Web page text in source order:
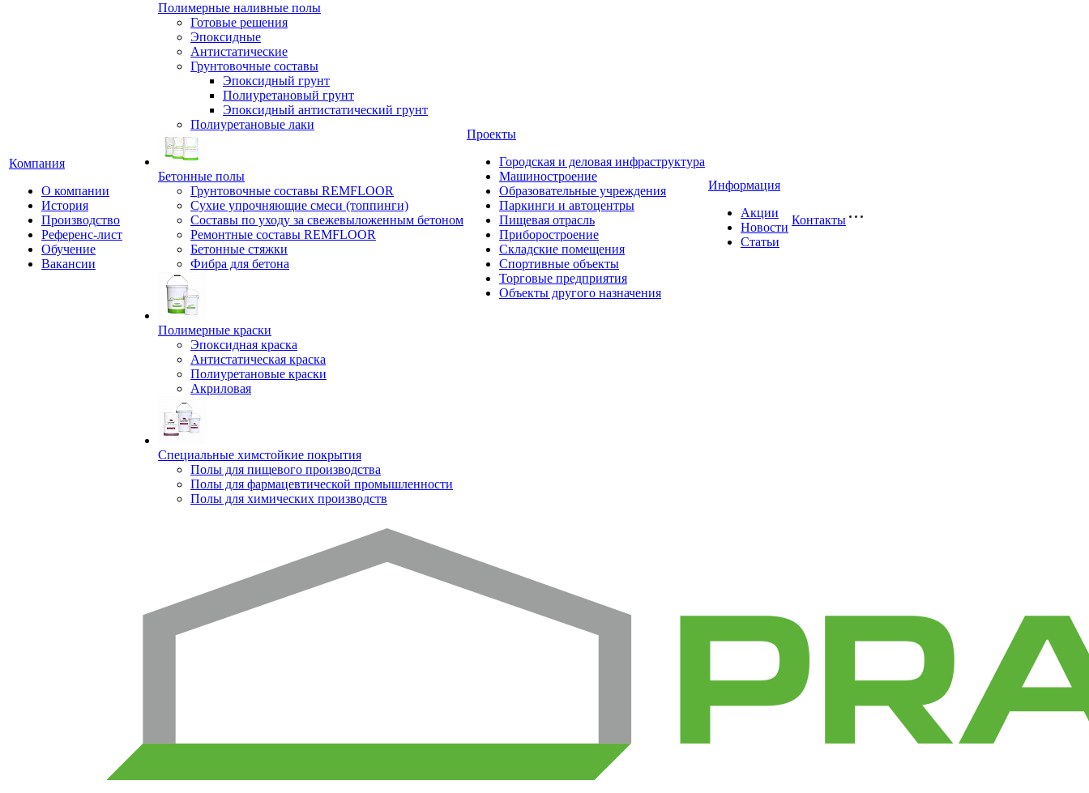
Компания
О компании
История
Производство
Референс-лист
Обучение
Вакансии
Полимерные наливные полы
Готовые решения
Эпоксидные
Антистатические
Грунтовочные составы
Эпоксидный грунт
Полиуретановый грунт
Эпоксидный антистатический грунт
Полиуретановые лаки
Бетонные полы
Грунтовочные составы REMFLOOR
Сухие упрочняющие смеси (топпинги)
Составы по уходу за свежевыложенным бетоном
Ремонтные составы REMFLOOR
Бетонные стяжки
Фибра для бетона
Полимерные краски
Эпоксидная краска
Антистатическая краска
Полиуретановые краски
Акриловая
Специальные химстойкие покрытия
Полы для пищевого производства
Полы для фармацевтической промышленности
Полы для химических производств
Проекты
Городская и деловая инфраструктура
Машиностроение
Образовательные учреждения
Паркинги и автоцентры
Пищевая отрасль
Приборостроение
Складские помещения
Спортивные объекты
Торговые предприятия
Объекты другого назначения
Информация
Акции
Новости
Статьи
Контакты